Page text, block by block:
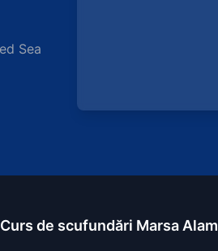
Sea
Curs de scufundări Marsa Alam